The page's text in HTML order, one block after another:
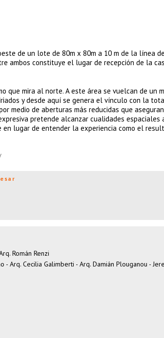
de un lote de 80m x 80m a 10 m de la línea
ambos constituye el lugar de recepción de la
que mira al norte. A este área se vuelcan de un
y desde aquí se genera el vínculo con la
medio de aberturas más reducidas que
pretende alcanzar cualidades
lugar de entender la experiencia como el
Román Renzi
- Arq. Cecilia Galimberti - Arq. Damián Plouganou -